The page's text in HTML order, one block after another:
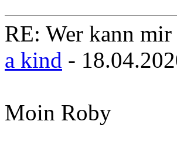
RE: Wer kann
a kind -
Moin Roby